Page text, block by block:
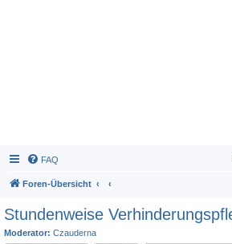
FAQ
Foren-Übersicht
Stundenweise
Moderator: Czauderna